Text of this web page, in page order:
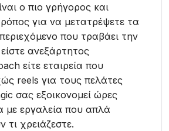
ο πιο γρήγορος και
για να μετατρέψετε τα
που τραβάει την
ανεξάρτητος
είτε εταιρεία που
reels για τους πελάτες
σας εξοικονομεί ώρες
με εργαλεία που απλά
τι χρειάζεστε.